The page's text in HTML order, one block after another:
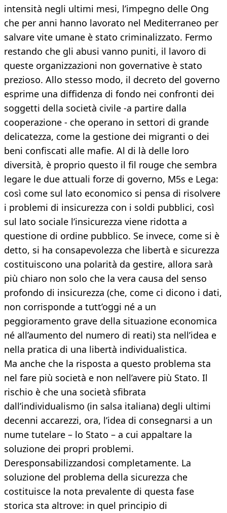
intensità negli ultimi mesi, l’impegno delle Ong
che per anni hanno lavorato nel Mediterraneo per
salvare vite umane è stato criminalizzato. Fermo
restando che gli abusi vanno puniti, il lavoro di
queste organizzazioni non governative è stato
prezioso. Allo stesso modo, il decreto del governo
esprime una diffidenza di fondo nei confronti dei
soggetti della società civile -a partire dalla
cooperazione - che operano in settori di grande
delicatezza, come la gestione dei migranti o dei
beni confiscati alle mafie. Al di là delle loro
diversità, è proprio questo il fil rouge che sembra
legare le due attuali forze di governo, M5s e Lega:
così come sul lato economico si pensa di risolvere
i problemi di insicurezza con i soldi pubblici, così
sul lato sociale l’insicurezza viene ridotta a
questione di ordine pubblico. Se invece, come si è
detto, si ha consapevolezza che libertà e sicurezza
costituiscono una polarità da gestire, allora sarà
più chiaro non solo che la vera causa del senso
profondo di insicurezza (che, come ci dicono i dati,
non corrisponde a tutt’oggi né a un
peggioramento grave della situazione economica
né all’aumento del numero di reati) sta nell’idea e
nella pratica di una libertà individualistica.
Ma anche che la risposta a questo problema sta
nel fare più società e non nell’avere più Stato. Il
rischio è che una società sfibrata
dall’individualismo (in salsa italiana) degli ultimi
decenni accarezzi, ora, l’idea di consegnarsi a un
nume tutelare – lo Stato – a cui appaltare la
soluzione dei propri problemi.
Deresponsabilizzandosi completamente. La
soluzione del problema della sicurezza che
costituisce la nota prevalente di questa fase
storica sta altrove: in quel principio di